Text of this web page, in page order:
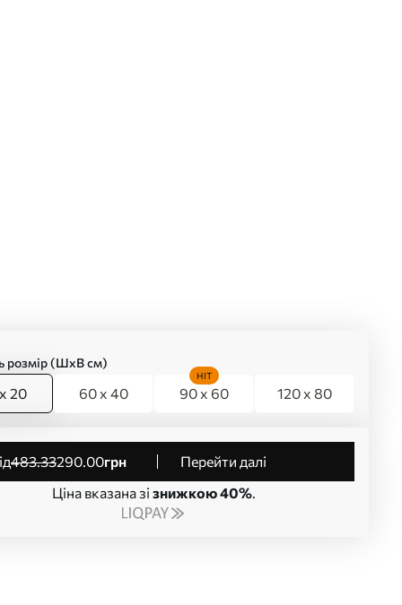
розмір (ШхВ см)
20 60 x 40 90 x 60
HIT
120 x 80
від483.33290.00грн
Перейти далі
Ціна вказана зі знижкою 40%.